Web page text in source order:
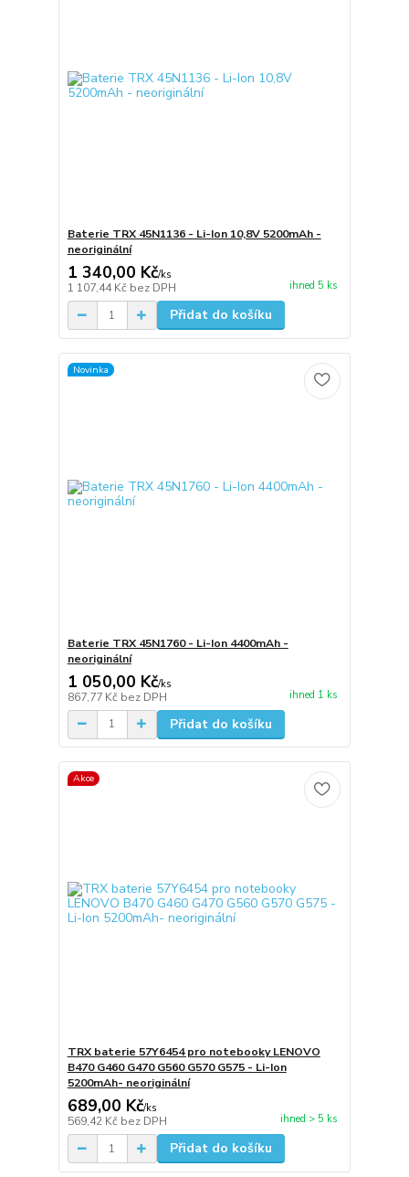
Baterie TRX 45N1136 - Li-Ion 10,8V 5200mAh -
neoriginální
1 340,00 Kč/ks
1 107,44 Kč bez DPH ihned 5 ks
Přidat do košíku
Novinka
Baterie TRX 45N1760 - Li-Ion 4400mAh -
neoriginální
1 050,00 Kč/ks
867,77 Kč bez DPH ihned 1 ks
Přidat do košíku
Akce
TRX baterie 57Y6454 pro notebooky LENOVO
B470 G460 G470 G560 G570 G575 - Li-Ion
5200mAh- neoriginální
689,00 Kč/ks
569,42 Kč bez DPH ihned > 5 ks
Přidat do košíku